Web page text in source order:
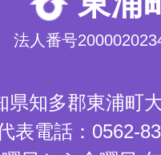
法人番号
県知多郡東浦町
表電話：0562-